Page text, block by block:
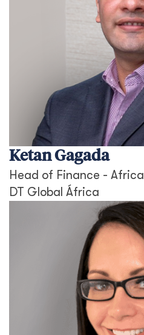
Ketan Gagada
Head of Finance - Africa
DT Global África